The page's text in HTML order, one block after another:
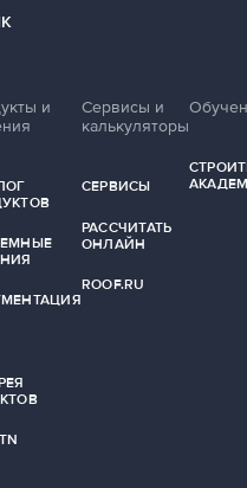
и
Сервисы и
калькуляторы
СЕРВИСЫ
РАССЧИТАТЬ
ОНЛАЙН
ROOF.RU